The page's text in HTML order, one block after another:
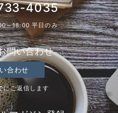
4035
～18:00 平日のみ
問い合わせ
合わせ
にご返信します